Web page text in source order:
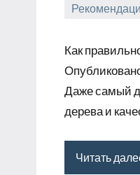
molokovostro
Как
Даже самый
дерева и
Читать